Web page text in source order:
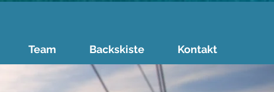
Team Backskiste Kontakt